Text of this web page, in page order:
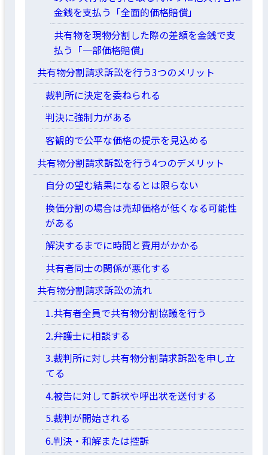
金銭を支払う「全面的価格賠償」
共有物を現物分割した際の差額を金銭で支
払う「一部価格賠償」
共有物分割請求訴訟を行う3つのメリット
裁判所に決定を委ねられる
判決に強制力がある
客観的で公平な価格の提示を見込める
共有物分割請求訴訟を行う4つのデメリット
自分の望む結果になるとは限らない
換価分割の場合は売却価格が低くなる可能性
がある
解決するまでに時間と費用がかかる
共有者同士の関係が悪化する
共有物分割請求訴訟の流れ
1.共有者全員で共有物分割協議を行う
2.弁護士に相談する
3.裁判所に対し共有物分割請求訴訟を申し立
てる
4.被告に対して訴状や呼出状を送付する
5.裁判が開始される
6.判決・和解または控訴